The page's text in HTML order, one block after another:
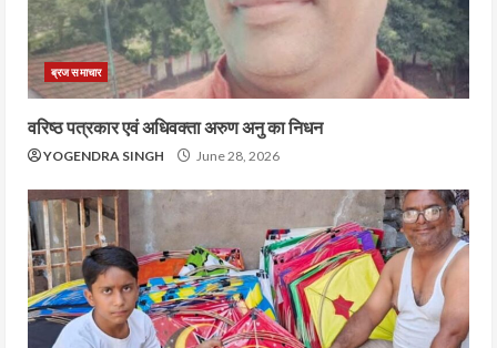
ब्रज समाचार
वरिष्ठ पत्रकार एवं अधिवक्ता अरुण अनु का निधन
YOGENDRA SINGH June 28, 2026